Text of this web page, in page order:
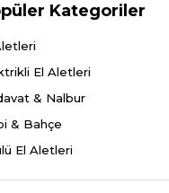
Kategoriler
El Aletleri
& Nalbur
& Bahçe
El Aletleri